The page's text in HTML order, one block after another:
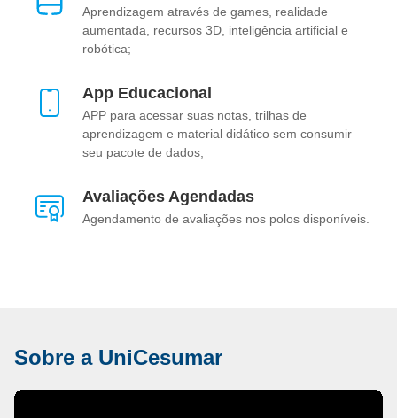
Aprendizagem através de games, realidade
aumentada, recursos 3D, inteligência artificial e
robótica;
App Educacional
APP para acessar suas notas, trilhas de
aprendizagem e material didático sem consumir
seu pacote de dados;
Avaliações Agendadas
Agendamento de avaliações nos polos disponíveis.
Sobre a UniCesumar